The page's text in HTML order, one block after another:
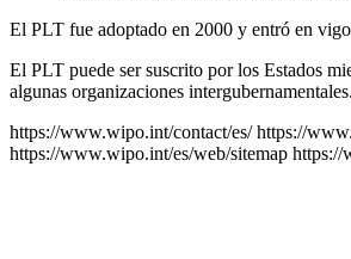
El PLT fue adoptado en 2000 y entró en
El PLT puede ser suscrito por los Estados
algunas organizaciones
https://www.wipo.int/contact/es/ https://
https://www.wipo.int/es/web/sitemap https://